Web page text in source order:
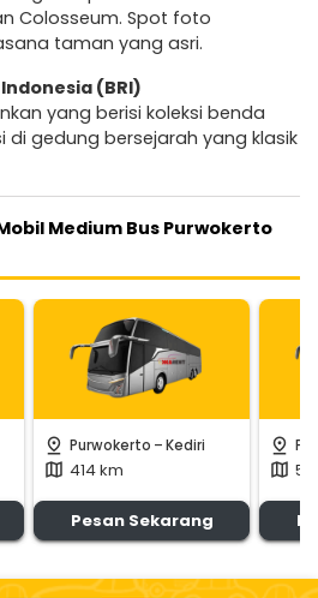
Colosseum. Spot foto
taman yang asri.
(BRI)
yang berisi koleksi benda
di gedung bersejarah yang klasik
Medium Bus Purwokerto
pin_drop Purwokerto -Kediri
map 414 km
Pesan Sekarang
pin_drop
map